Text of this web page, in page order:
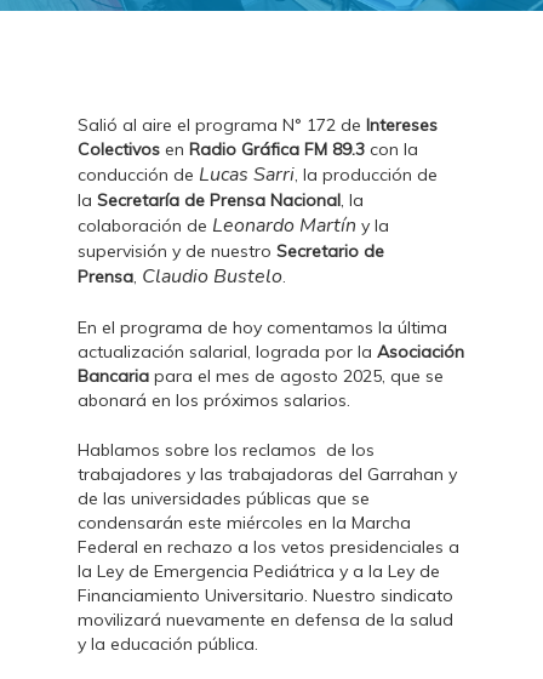
Salió al aire el programa N° 172 deIntereses
Colectivos enRadio Gráfica FM 89.3con la
conducción de Lucas Sarri, la producción de
laSecretaría de Prensa Nacional, la
colaboración de Leonardo Martín y la
supervisión y de nuestroSecretario de
Prensa, Claudio Bustelo.
En el programa de hoy comentamos la última
actualización salarial, lograda por laAsociación
Bancaria para el mes de agosto 2025, que se
abonará en los próximos salarios.
Hablamos sobre los reclamos de los
trabajadores y las trabajadoras del Garrahan y
de las universidades públicas que se
condensarán este miércoles en la Marcha
Federal en rechazo a los vetos presidenciales a
la Ley de Emergencia Pediátrica y a la Ley de
Financiamiento Universitario. Nuestro sindicato
movilizará nuevamente en defensa de la salud
y la educación pública.